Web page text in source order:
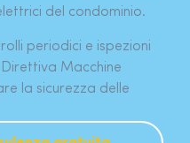
del condominio.
periodici e ispezioni
Macchine
la sicurezza delle